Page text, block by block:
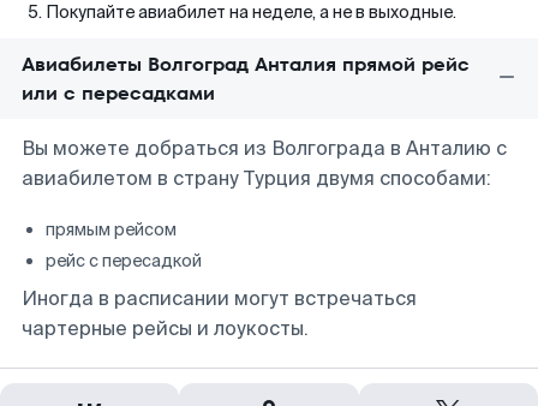
Покупайте авиабилет на неделе, а не в выходные.
Авиабилеты Волгоград Анталия прямой рейс
или с пересадками
Вы можете добраться из Волгограда в Анталию с
авиабилетом в страну Турция двумя способами:
прямым рейсом
рейс с пересадкой
Иногда в расписании могут встречаться
чартерные рейсы и лоукосты.